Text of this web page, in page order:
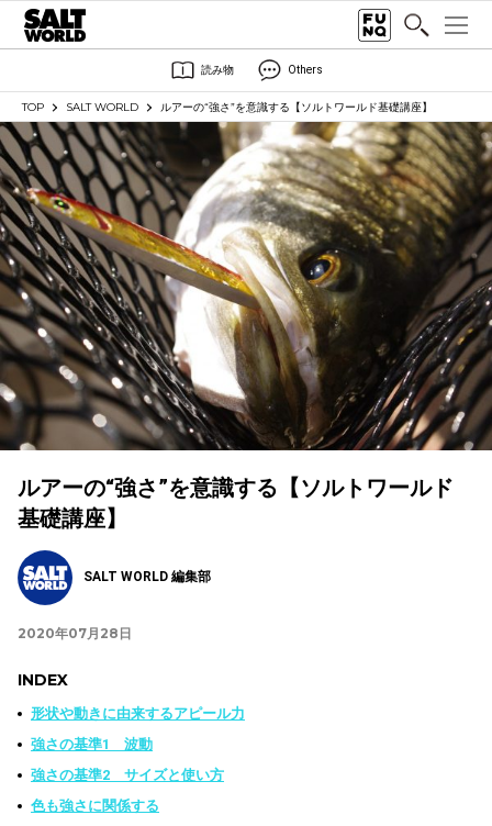
読み物 Others
TOP SALT WORLD ルアーの“強さ”を意識する【ソルトワールド基礎講座】
ルアーの“強さ”を意識する【ソルトワールド
基礎講座】
SALT WORLD 編集部
2020年07月28日
INDEX
形状や動きに由来するアピール力
強さの基準1 波動
強さの基準2 サイズと使い方
色も強さに関係する